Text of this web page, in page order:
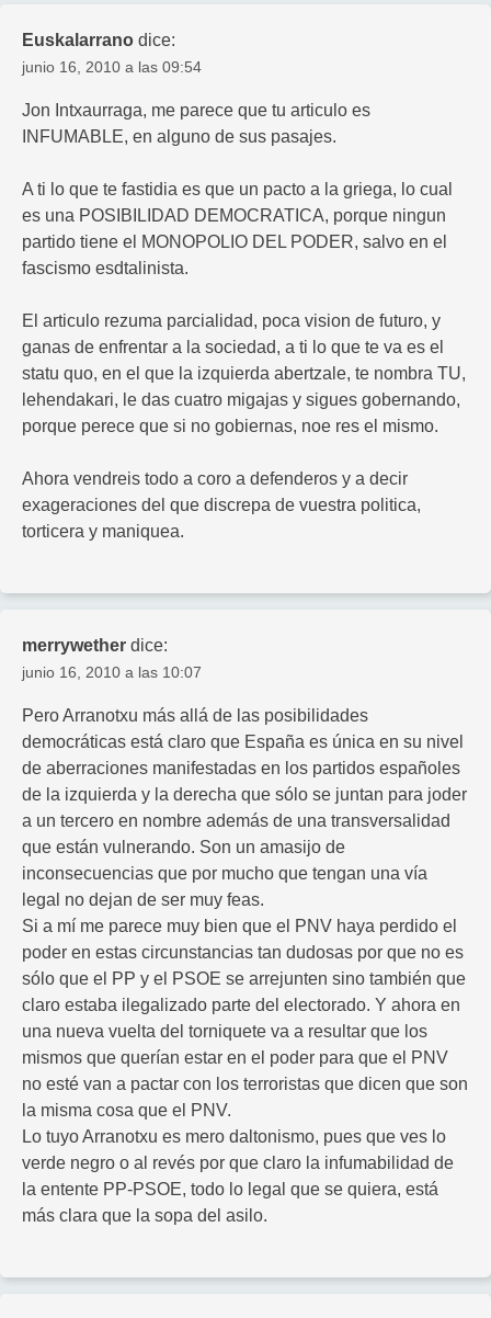
Euskalarrano dice:
junio 16, 2010 a las 09:54
Jon Intxaurraga, me parece que tu articulo es
INFUMABLE, en alguno de sus pasajes.
A ti lo que te fastidia es que un pacto a la griega, lo cual
es una POSIBILIDAD DEMOCRATICA, porque ningun
partido tiene el MONOPOLIO DEL PODER, salvo en el
fascismo esdtalinista.
El articulo rezuma parcialidad, poca vision de futuro, y
ganas de enfrentar a la sociedad, a ti lo que te va es el
statu quo, en el que la izquierda abertzale, te nombra TU,
lehendakari, le das cuatro migajas y sigues gobernando,
porque perece que si no gobiernas, noe res el mismo.
Ahora vendreis todo a coro a defenderos y a decir
exageraciones del que discrepa de vuestra politica,
torticera y maniquea.
merrywether dice:
junio 16, 2010 a las 10:07
Pero Arranotxu más allá de las posibilidades
democráticas está claro que España es única en su nivel
de aberraciones manifestadas en los partidos españoles
de la izquierda y la derecha que sólo se juntan para joder
a un tercero en nombre además de una transversalidad
que están vulnerando. Son un amasijo de
inconsecuencias que por mucho que tengan una vía
legal no dejan de ser muy feas.
Si a mí me parece muy bien que el PNV haya perdido el
poder en estas circunstancias tan dudosas por que no es
sólo que el PP y el PSOE se arrejunten sino también que
claro estaba ilegalizado parte del electorado. Y ahora en
una nueva vuelta del torniquete va a resultar que los
mismos que querían estar en el poder para que el PNV
no esté van a pactar con los terroristas que dicen que son
la misma cosa que el PNV.
Lo tuyo Arranotxu es mero daltonismo, pues que ves lo
verde negro o al revés por que claro la infumabilidad de
la entente PP-PSOE, todo lo legal que se quiera, está
más clara que la sopa del asilo.